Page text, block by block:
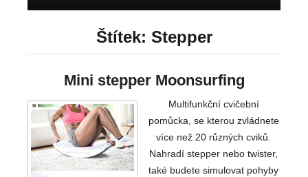
Štítek: Stepper
Mini stepper Moonsurfing
Multifunkční cvičební
pomůcka, se kterou zvládnete
více než 20 různých cviků.
Nahradí stepper nebo twister,
také budete simulovat pohyby